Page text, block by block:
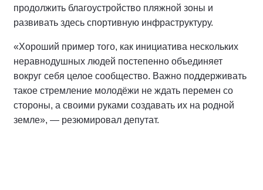
продолжить благоустройство пляжной зоны и
развивать здесь спортивную инфраструктуру.
«Хороший пример того, как инициатива нескольких
неравнодушных людей постепенно объединяет
вокруг себя целое сообщество. Важно поддерживать
такое стремление молодёжи не ждать перемен со
стороны, а своими руками создавать их на родной
земле», — резюмировал депутат.